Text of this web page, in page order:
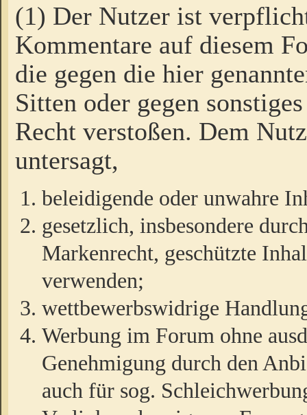
(1) Der Nutzer ist
Kommentare auf diesem
die gegen die hier
Sitten oder gegen
Recht verstoßen. Dem
untersagt,
beleidigende oder unwahre
gesetzlich, insbesondere
Markenrecht, geschützte
verwenden;
wettbewerbswidrige
Werbung im Forum ohne
Genehmigung durch den
auch für sog.